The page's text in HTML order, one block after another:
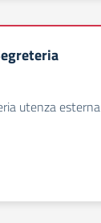
utenza esterna